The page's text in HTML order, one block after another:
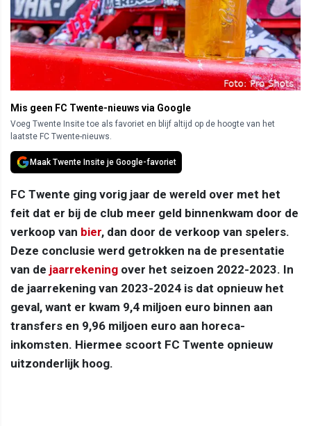
Mis geen FC Twente-nieuws via Google
Voeg Twente Insite toe als favoriet en blijf altijd op de hoogte van het
laatste FC Twente-nieuws.
Maak Twente Insite je Google-favoriet
FC Twente ging vorig jaar de wereld over met het
feit dat er bij de club meer geld binnenkwam door de
verkoop van bier, dan door de verkoop van spelers.
Deze conclusie werd getrokken na de presentatie
van de jaarrekening over het seizoen 2022-2023. In
de jaarrekening van 2023-2024 is dat opnieuw het
geval, want er kwam 9,4 miljoen euro binnen aan
transfers en 9,96 miljoen euro aan horeca-
inkomsten. Hiermee scoort FC Twente opnieuw
uitzonderlijk hoog.